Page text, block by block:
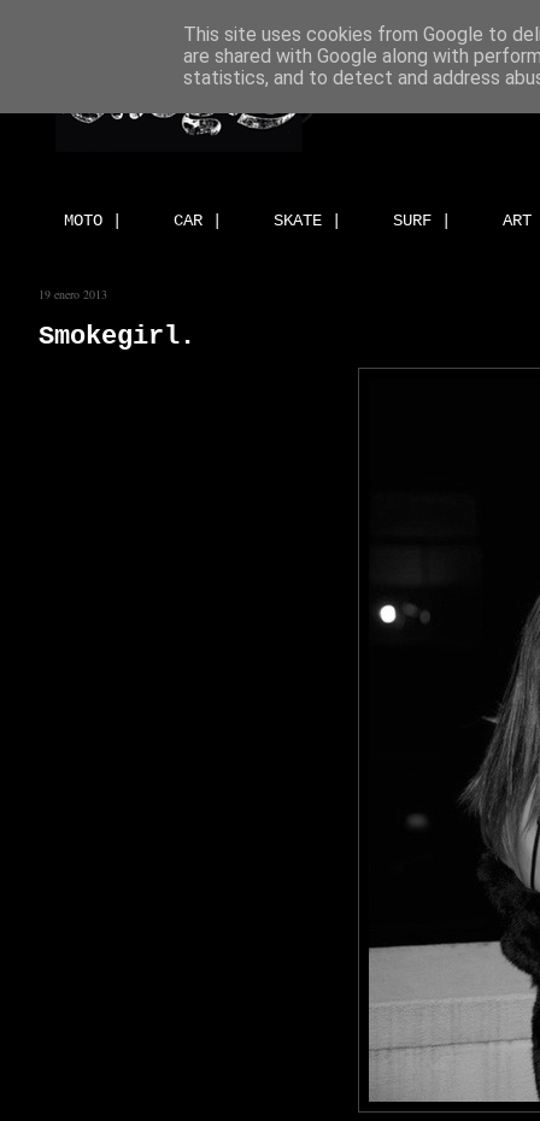
MOTO | CAR | SKATE | SURF |
19 enero 2013
Smokegirl.
This site uses cookies from Google to
are shared with Google along with
statistics, and to detect and address